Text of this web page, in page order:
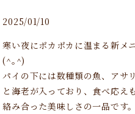
2025/01/10
寒い夜にポカポカに温まる新メ
(^｡^)
パイの下には数種類の魚、アサ
と海老が入っており、食べ応え
絡み合った美味しさの一品です。